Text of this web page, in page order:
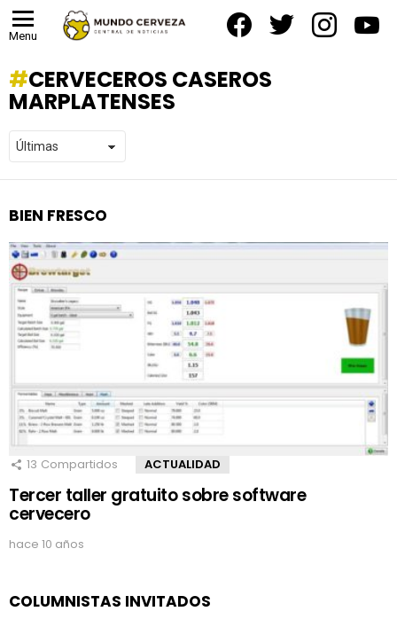
Menu
CERVECEROS CASEROS
MARPLATENSES
BIEN FRESCO
13 Compartidos ACTUALIDAD
Tercer taller gratuito sobre software
cervecero
hace 10 años
COLUMNISTAS INVITADOS